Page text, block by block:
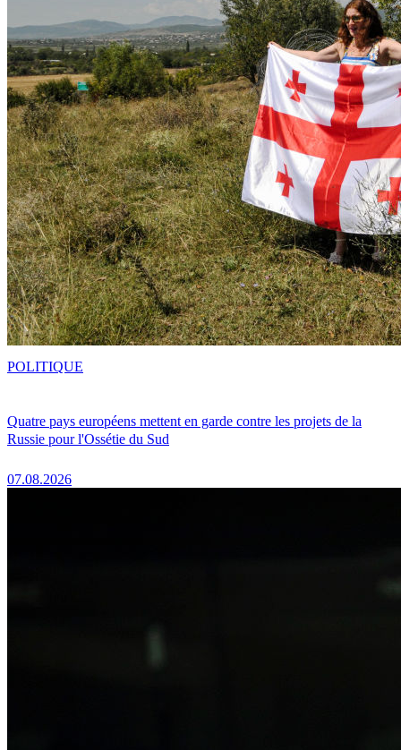
Quatre pays européens mettent en garde contre les projets de la
Russie pour l'Ossétie du Sud
07.08.2026
POLITIQUE